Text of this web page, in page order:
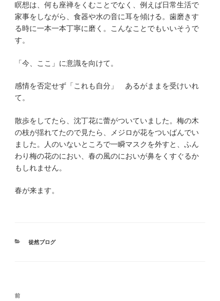
瞑想は、何も座禅をくむことでなく、例えば日常生活で
家事をしながら、食器や水の音に耳を傾ける。歯磨きす
る時に一本一本丁寧に磨く。こんなことでもいいそうで
す。
「今、ここ」に意識を向けて。
感情を否定せず「これも自分」 あるがままを受けいれ
て。
散歩をしてたら、沈丁花に蕾がついていました。梅の木
の枝が揺れてたので見たら、メジロが花をついばんでい
ました。人のいないところで一瞬マスクを外すと、ふん
わり梅の花のにおい、春の風のにおいが鼻をくすぐるか
もしれません。
春が来ます。
カ
徒然ブログ
投
前
前